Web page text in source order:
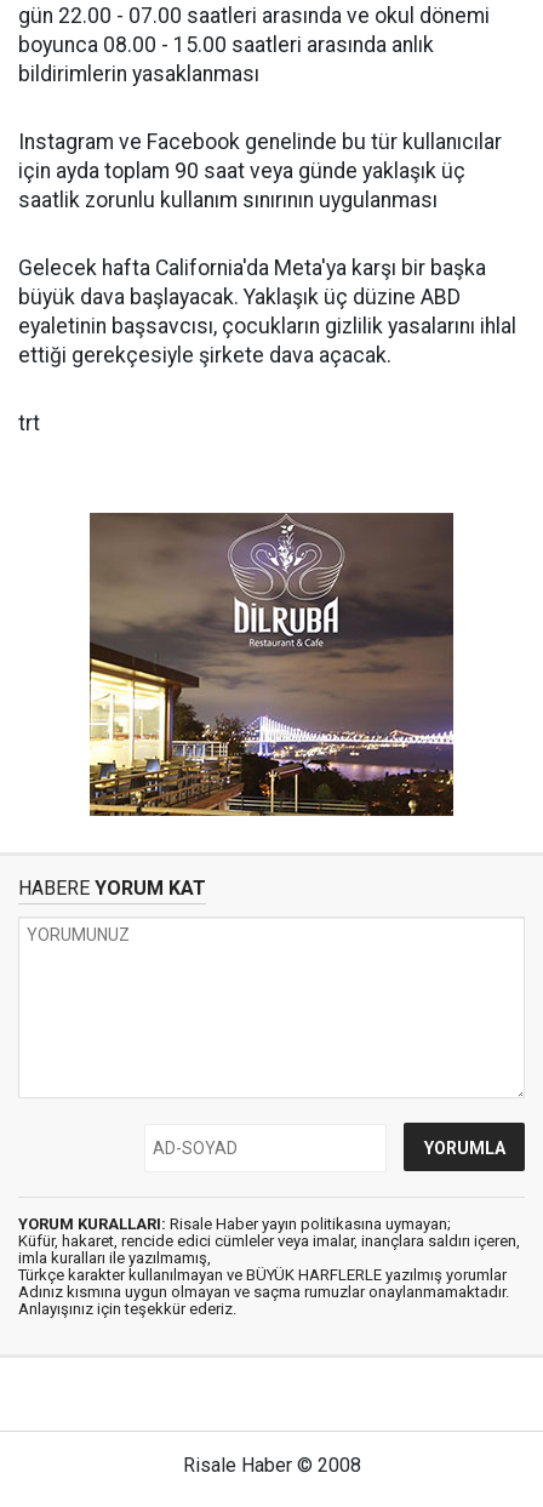
gün 22.00 - 07.00 saatleri arasında ve okul dönemi
boyunca 08.00 - 15.00 saatleri arasında anlık
bildirimlerin yasaklanması
Instagram ve Facebook genelinde bu tür kullanıcılar
için ayda toplam 90 saat veya günde yaklaşık üç
saatlik zorunlu kullanım sınırının uygulanması
Gelecek hafta California'da Meta'ya karşı bir başka
büyük dava başlayacak. Yaklaşık üç düzine ABD
eyaletinin başsavcısı, çocukların gizlilik yasalarını ihlal
ettiği gerekçesiyle şirkete dava açacak.
trt
HABERE YORUM KAT
YORUM KURALLARI: Risale Haber yayın politikasına uymayan;
Küfür, hakaret, rencide edici cümleler veya imalar, inançlara saldırı içeren,
imla kuralları ile yazılmamış,
Türkçe karakter kullanılmayan ve BÜYÜK HARFLERLE yazılmış yorumlar
Adınız kısmına uygun olmayan ve saçma rumuzlar onaylanmamaktadır.
Anlayışınız için teşekkür ederiz.
Risale Haber © 2008